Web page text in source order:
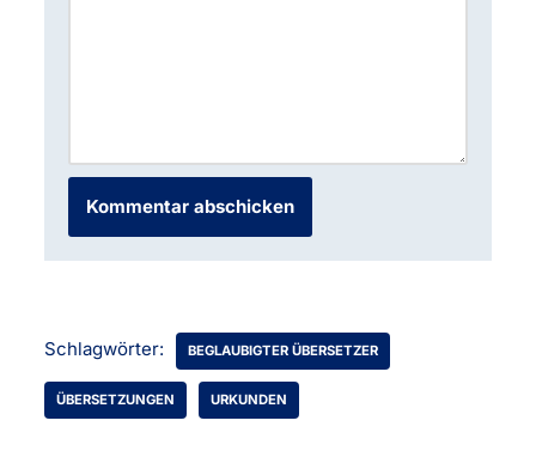
Schlagwörter: BEGLAUBIGTER ÜBERSETZER
ÜBERSETZUNGEN URKUNDEN